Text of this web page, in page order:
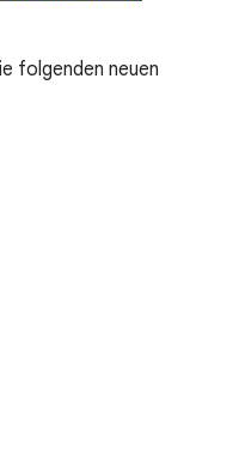
folgenden neuen